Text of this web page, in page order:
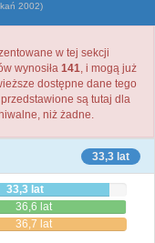
2002)
w tej sekcji
wynosiła 141, i mogą już
dostępne dane tego
są tutaj dla
niż żadne.
33,3 lat
33,3 lat
36,6 lat
36,7 lat